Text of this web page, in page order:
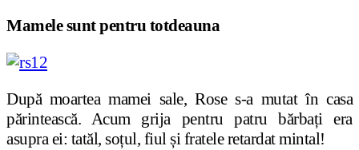
Mamele sunt pentru totdeauna
După moartea mamei sale, Rose s-a mutat în casa
părintească. Acum grija pentru patru bărbați era
asupra ei: tatăl, soțul, fiul și fratele retardat mintal!